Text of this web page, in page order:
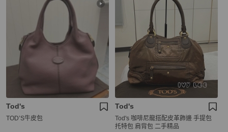
Tod's
TOD’S牛皮包
Tod's
Tod's 咖啡尼龍搭配皮革飾邊 手提包
托特包 肩背包 二手精品